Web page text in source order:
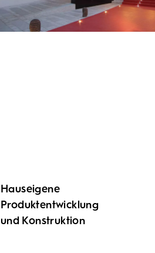
Hauseigene
Produktentwicklung
und Konstruktion